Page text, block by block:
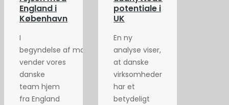
England i
København
I
begyndelse af maj
vender vores
danske
team hjem
fra England
potentiale i
UK
En ny
analyse viser,
at danske
virksomheder
har et
betydeligt